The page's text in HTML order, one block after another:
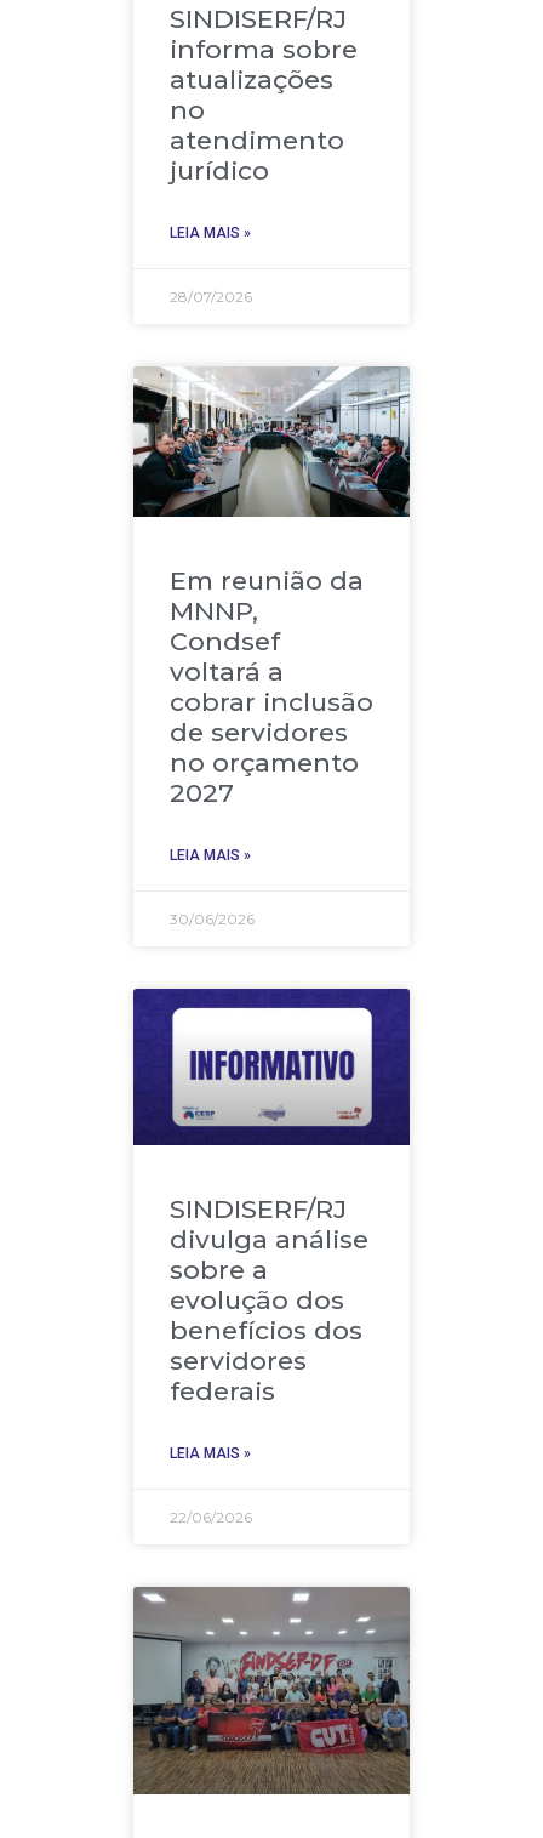
SINDISERF/RJ
informa sobre
atualizações
no
atendimento
jurídico
LEIA MAIS »
28/07/2026
Em reunião da
MNNP,
Condsef
voltará a
cobrar inclusão
de servidores
no orçamento
2027
LEIA MAIS »
30/06/2026
SINDISERF/RJ
divulga análise
sobre a
evolução dos
benefícios dos
servidores
federais
LEIA MAIS »
22/06/2026